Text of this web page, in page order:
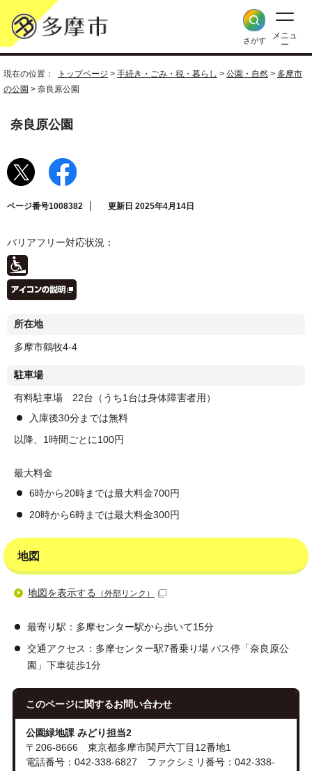
さがす
メニュ
ー
現在の位置： トップページ > 手続き・ごみ・税・暮らし > 公園・自然 > 多摩市
の公園 > 奈良原公園
奈良原公園
ページ番号1008382 更新日 2025年4月14日
バリアフリー対応状況：
所在地
多摩市鶴牧4-4
駐車場
有料駐車場 22台（うち1台は身体障害者用）
入庫後30分までは無料
以降、1時間ごとに100円
最大料金
6時から20時までは最大料金700円
20時から6時までは最大料金300円
地図
地図を表示する （外部リンク）
最寄り駅：多摩センター駅から歩いて15分
交通アクセス：多摩センター駅7番乗り場 バス停「奈良原公
園」下車徒歩1分
このページに関するお問い合わせ
公園緑地課 みどり担当2
〒206-8666 東京都多摩市関戸六丁目12番地1
電話番号：042-338-6827 ファクシミリ番号：042-338-